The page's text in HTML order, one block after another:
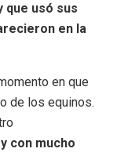
que usó sus
en la
en que
de los equinos.
con mucho